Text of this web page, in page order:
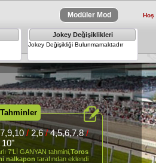
Modüler Mod Hoş
Jokey Değişiklikleri
Jokey Değişikliği Bulunmamaktadır
/2,6/4,5,6,7,8/
10"
7'Lİ GANYAN tahmini,Toros
nalkapon tarafından eklendi